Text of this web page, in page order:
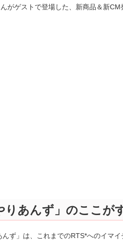
んがゲストで登場した、新商品＆新CM
あんず」のここが
ず」は、これまでのRTS*へのイマイ